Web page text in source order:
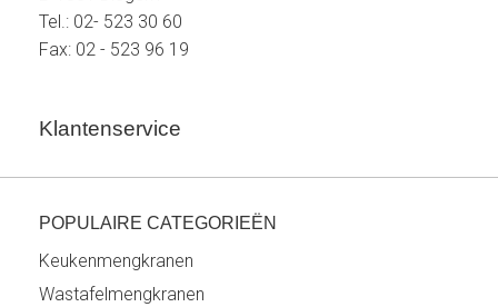
Tel.: 02- 523 30 60
Fax: 02 - 523 96 19
Klantenservice
POPULAIRE CATEGORIEËN
Keukenmengkranen
Wastafelmengkranen